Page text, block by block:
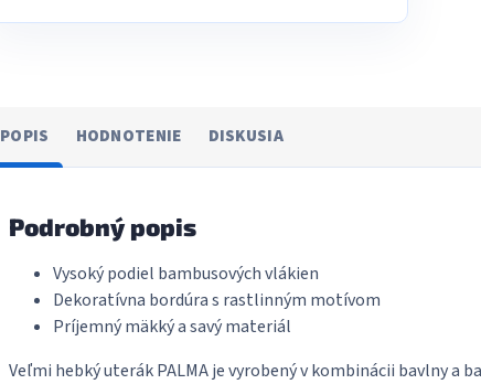
POPIS HODNOTENIE DISKUSIA
Podrobný popis
Vysoký podiel bambusových vlákien
Dekoratívna bordúra s rastlinným motívom
Príjemný mäkký a savý materiál
Veľmi hebký uterák PALMA je vyrobený v kombinácii bavlny a